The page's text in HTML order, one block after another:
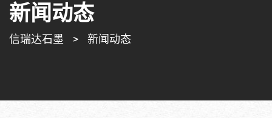
新闻动态
信瑞达石墨 > 新闻动态